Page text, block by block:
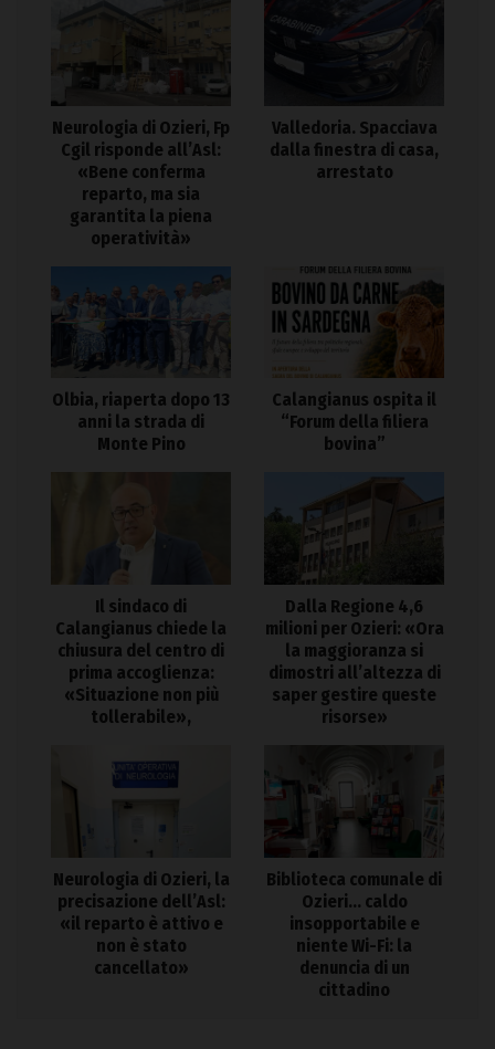
Neurologia di Ozieri, Fp
Cgil risponde all’Asl:
«Bene conferma
reparto, ma sia
garantita la piena
operatività»
Valledoria. Spacciava
dalla finestra di casa,
arrestato
Olbia, riaperta dopo 13
anni la strada di
Monte Pino
Calangianus ospita il
“Forum della filiera
bovina”
Il sindaco di
Calangianus chiede la
chiusura del centro di
prima accoglienza:
«Situazione non più
tollerabile»,
Dalla Regione 4,6
milioni per Ozieri: «Ora
la maggioranza si
dimostri all’altezza di
saper gestire queste
risorse»
Neurologia di Ozieri, la
precisazione dell’Asl:
«il reparto è attivo e
non è stato
cancellato»
Biblioteca comunale di
Ozieri… caldo
insopportabile e
niente Wi-Fi: la
denuncia di un
cittadino